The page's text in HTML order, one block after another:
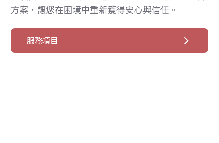
方案，讓您在困境中重新獲得安心與信任。
服務項目